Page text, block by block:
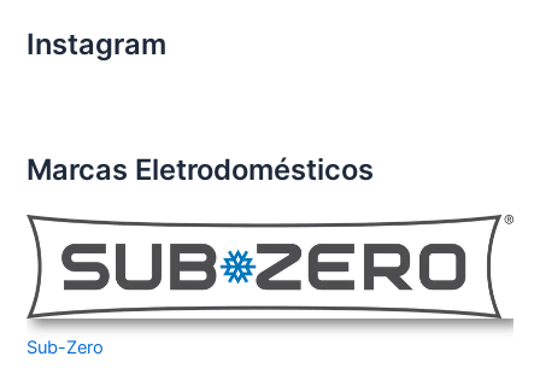
Instagram
Marcas Eletrodomésticos
Sub-Zero